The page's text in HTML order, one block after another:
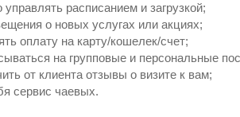
расписанием и загрузкой;
о новых услугах или акциях;
оплату на карту/кошелек/счет;
на групповые и персональные
от клиента отзывы о визите к вам;
сервис чаевых.